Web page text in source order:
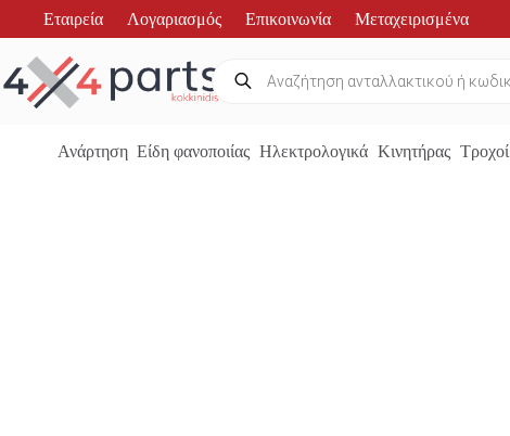
Εταιρεία Λογαριασμός Επικοινωνία Μεταχειρισμένα
Products
search
Ανάρτηση Είδη φανοποιίας Ηλεκτρολογικά Κινητήρας Τροχοί